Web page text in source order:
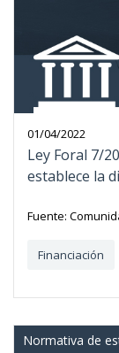
01/04/2022
Ley Foral 7/
establece la
Fuente:
Financiación
Normativa de